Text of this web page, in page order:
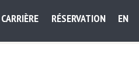
CARRIÈRE RÉSERVATION EN